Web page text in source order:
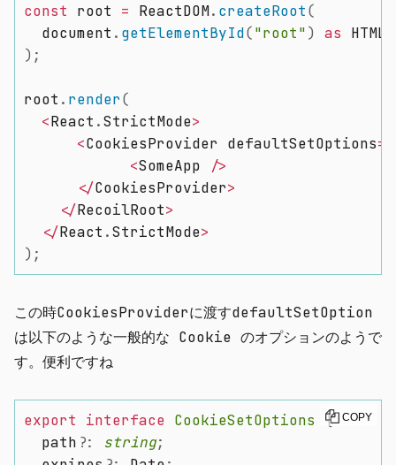
const root = ReactDOM. createRoot(
  document
. getElementById("root")
as
) ;
root . render(
<React .StrictMode>
<CookiesProvider defaultSetOptions=
<SomeApp />
</CookiesProvider>
</RecoilRoot>
</React .StrictMode>
) ;
この時CookiesProviderに渡すdefaultSetOption
は以下のような一般的な Cookie のオプションのようで
す。便利ですね
export interface CookieSetOptions
{
  path
?: string;
COPY